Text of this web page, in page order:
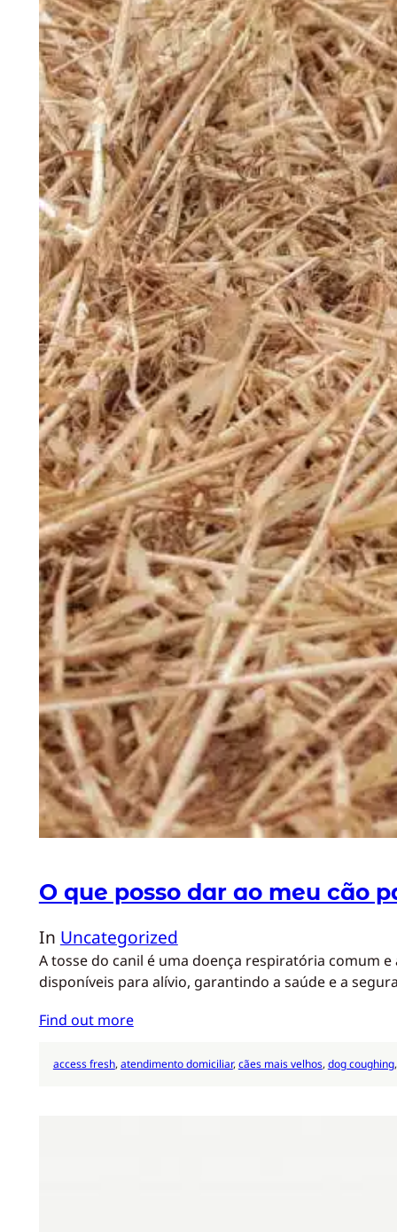
O que posso dar ao meu cão
In Uncategorized
A tosse do canil é uma doença respiratória comum
disponíveis para alívio, garantindo a saúde e a
Find out more
access fresh, atendimento domiciliar, cães mais velhos, dog coughing